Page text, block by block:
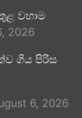
වහාම
2026
ගිය පිරිස
6, 2026